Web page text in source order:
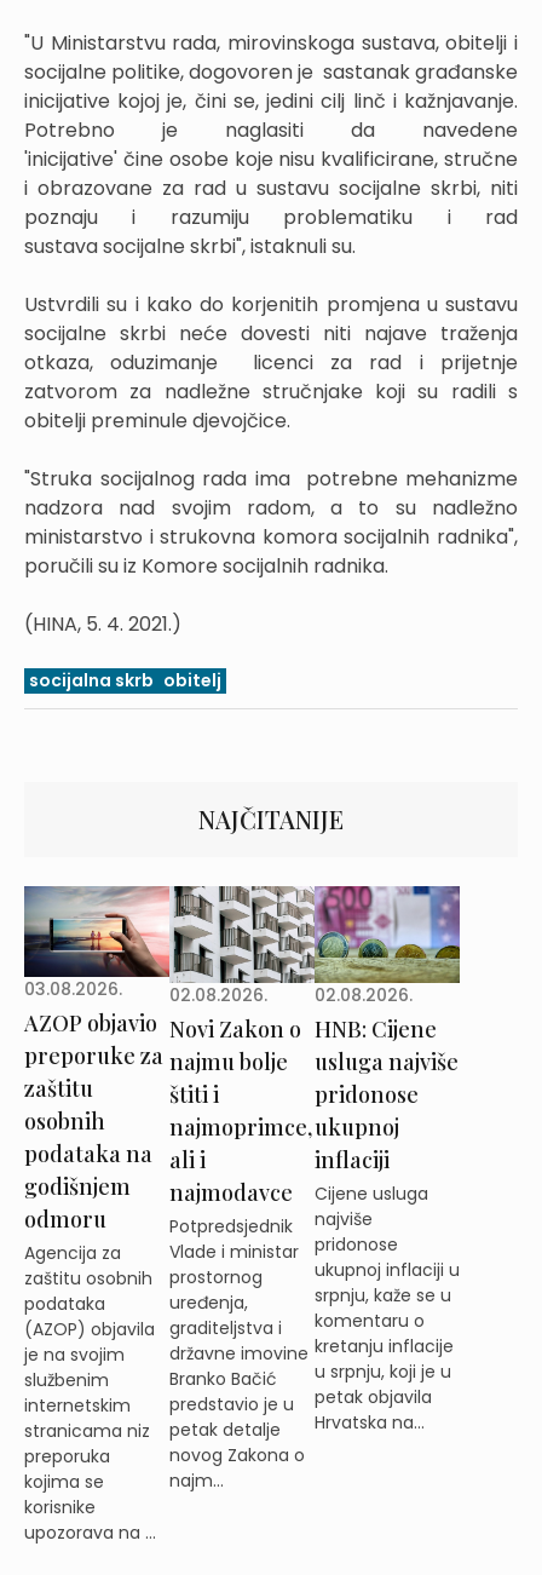
"U Ministarstvu rada, mirovinskoga sustava, obitelji i
socijalne politike, dogovoren je sastanak građanske
inicijative kojoj je, čini se, jedini cilj linč i kažnjavanje.
Potrebno je naglasiti da navedene
'inicijative' čine osobe koje nisu kvalificirane, stručne
i obrazovane za rad u sustavu socijalne skrbi, niti
poznaju i razumiju problematiku i rad
sustava socijalne skrbi", istaknuli su.
Ustvrdili su i kako do korjenitih promjena u sustavu
socijalne skrbi neće dovesti niti najave traženja
otkaza, oduzimanje licenci za rad i prijetnje
zatvorom za nadležne stručnjake koji su radili s
obitelji preminule djevojčice.
"Struka socijalnog rada ima potrebne mehanizme
nadzora nad svojim radom, a to su nadležno
ministarstvo i strukovna komora socijalnih radnika",
poručili su iz Komore socijalnih radnika.
(HINA, 5. 4. 2021.)
socijalna skrb obitelj
NAJČITANIJE
03.08.2026.
AZOP objavio
preporuke za
zaštitu
osobnih
podataka na
godišnjem
odmoru
Agencija za
zaštitu osobnih
podataka
(AZOP) objavila
je na svojim
službenim
internetskim
stranicama niz
preporuka
kojima se
korisnike
upozorava na ...
02.08.2026.
Novi Zakon o
najmu bolje
štiti i
najmoprimce,
ali i
najmodavce
Potpredsjednik
Vlade i ministar
prostornog
uređenja,
graditeljstva i
državne imovine
Branko Bačić
predstavio je u
petak detalje
novog Zakona o
najm...
02.08.2026.
HNB: Cijene
usluga najviše
pridonose
ukupnoj
inflaciji
Cijene usluga
najviše
pridonose
ukupnoj inflaciji u
srpnju, kaže se u
komentaru o
kretanju inflacije
u srpnju, koji je u
petak objavila
Hrvatska na...